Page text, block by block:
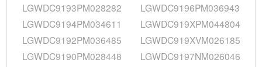
LGWDC9193PM028282
LGWDC9196PM036943
LGWDC9194PM034611
LGWDC919XPM044804
LGWDC9192PM036485
LGWDC919XVM026185
LGWDC9190PM028448
LGWDC9197NM026046